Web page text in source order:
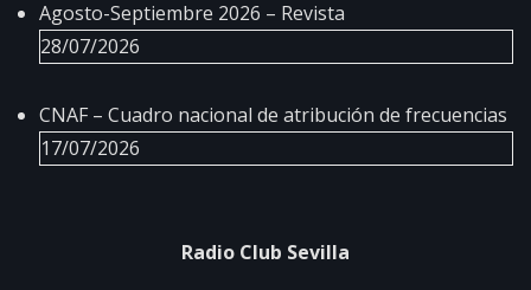
Agosto-Septiembre 2026 – Revista
28/07/2026
CNAF – Cuadro nacional de atribución de frecuencias
17/07/2026
Radio Club Sevilla